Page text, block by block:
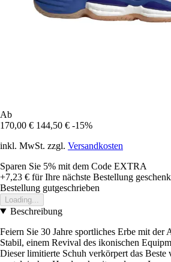
Ab
170,00 € 144,50 € -15%
inkl. MwSt. zzgl. Versandkosten
Sparen Sie 5% mit dem Code EXTRA
+7,23 € für Ihre nächste Bestellung
Bestellung gutgeschrieben
Loading...
Beschreibung
Feiern Sie 30 Jahre sportliches Erbe mit der
Stabil, einem Revival des ikonischen
Dieser limitierte Schuh verkörpert das Beste